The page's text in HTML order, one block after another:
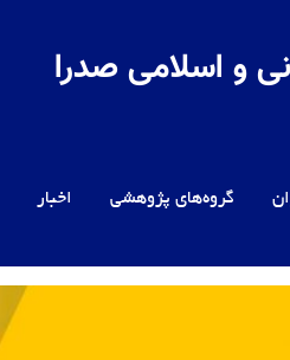
و اسلامی صدرا
گروه‌های پژوهشی اخبار